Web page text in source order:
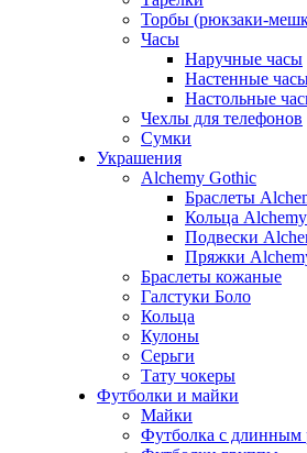
Торбы (рюкзаки-
Часы
Наручные часы
Настенные
Настольные
Чехлы для телефонов
Сумки
Украшения
Alchemy Gothic
Браслеты
Кольца
Подвески
Пряжки
Браслеты кожаные
Галстуки Боло
Кольца
Кулоны
Серьги
Тату чокеры
Футболки и майки
Майки
Футболка с длинным